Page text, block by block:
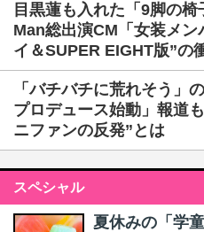
目黒蓮も入れた「9脚の
Man総出演CM「女装メン
イ＆SUPER EIGHT版”の
「バチバチに荒れそう」
プロデュース始動」報道
ニファンの反発”とは
スペシャル
夏休みの「学